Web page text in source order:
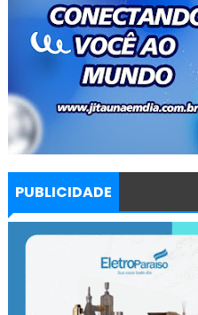
PUBLICIDADE